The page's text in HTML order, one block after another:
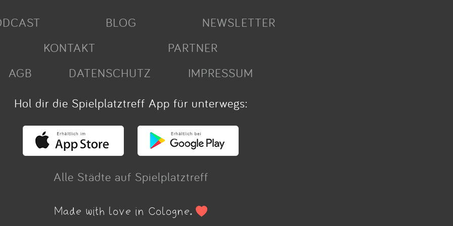
BLOG
NEWSLETTER
KONTAKT
PARTNER
AGB
DATENSCHUTZ
IMPRESSUM
Hol dir die Spielplatztreff App für unterwegs:
Alle Städte auf Spielplatztreff
Made with love in Cologne.